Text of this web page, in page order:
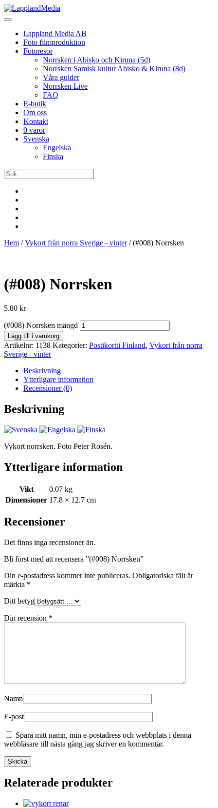
Lappland Media AB
Foto filmproduktion
Fotoresor
Norrsken i Abisko och Kiruna (5d)
Norrsken Samisk kultur Abisko & Kiruna (8d)
Våra guider
Norrsken Live
FAQ
E-butik
Om oss
Kontakt
0 varor
Svenska
Engelska
Finska
Hem /Vykort från norra Sverige - vinter/ (#008) Norrsken
(#008) Norrsken
5.80 kr
(#008) Norrsken mängd
Lägg till i varukorg
Artikelnr: 1138 Kategorier: Postikortti Finland, Vykort från norra
Sverige - vinter
Beskrivning
Ytterligare information
Recensioner (0)
Beskrivning
Vykort norrsken. Foto Peter Rosén.
Ytterligare information
Vikt
0.07 kg
Dimensioner 17.8 × 12.7 cm
Recensioner
Det finns inga recensioner än.
Bli först med att recensera ”(#008) Norrsken”
Din e-postadress kommer inte publiceras. Obligatoriska fält är
märkta *
Ditt betyg
Din recension *
Namn
E-post
Spara mitt namn, min e-postadress och webbplats i denna
webbläsare till nästa gång jag skriver en kommentar.
Relaterade produkter